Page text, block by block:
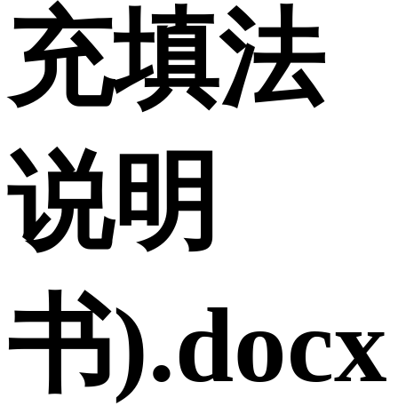
充填法
说明
书).docx